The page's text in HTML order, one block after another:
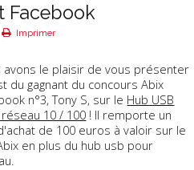
Facebook
Imprimer
avons le plaisir de vous présenter
du gagnant du concours Abix
n°3, Tony S, sur le Hub USB
10 / 100 ! Il remporte un
de 100 euros à valoir sur le
en plus du hub usb pour